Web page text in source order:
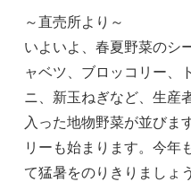
～直売所より～
いよいよ、春夏野菜のシ
ャベツ、ブロッコリー、
ニ、新玉ねぎなど、生産
入った地物野菜が並びま
リーも始まります。今年
て猛暑をのりきりましょう